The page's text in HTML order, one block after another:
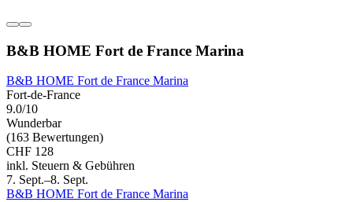
B&B HOME Fort de France Marina
B&B HOME Fort de France Marina
Fort-de-France
9.0/10
Wunderbar
(163 Bewertungen)
CHF 128
inkl. Steuern & Gebühren
7. Sept.–8. Sept.
B&B HOME Fort de France Marina